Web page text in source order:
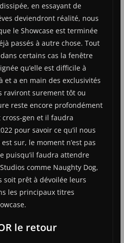
en essayant de
deviendront réalité, nous
le Showcase est terminée
passés à autre chose. Tout
certains cas la fenêtre
qu’elle est difficile à
et a en main des exclusivités
raviront surement tôt ou
reste encore profondément
gen et il faudra
pour savoir ce qu’il nous
sur, le moment n’est pas
puisqu’il faudra attendre
comme Naughty Dog,
soit prêt à dévoilée leurs
les principaux titres
le retour